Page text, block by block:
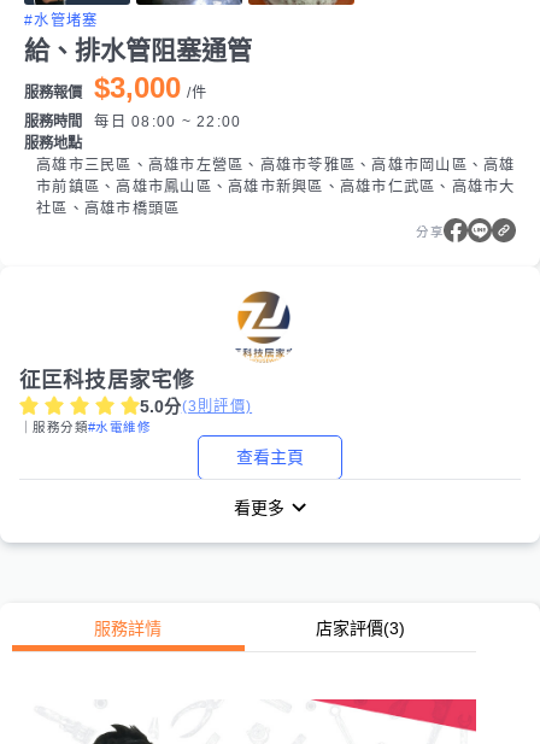
#水管堵塞
給、排水管阻塞通管
服務報價 $3,000 /件
服務時間
每日 08:00 ~ 22:00
服務地點
高雄市三民區、高雄市左營區、高雄市苓雅區、高雄市岡山區、高雄
市前鎮區、高雄市鳳山區、高雄市新興區、高雄市仁武區、高雄市大
社區、高雄市橋頭區
分享
征匞科技居家宅修
5.0分(3 則評價)
｜服務分類#水電維修
查看主頁
看更多
服務詳情 店家評價(3)